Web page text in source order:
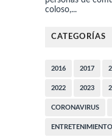
coloso,...
CATEGORÍAS
2016 2017
2022 2023
CORONAVIRUS
ENTRETENIMIENTO